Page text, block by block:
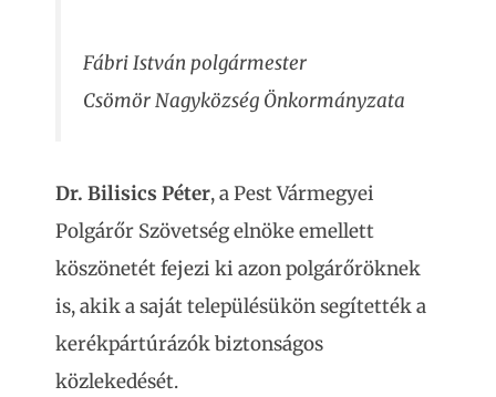
Fábri István polgármester
Csömör Nagyközség Önkormányzata
Dr. Bilisics Péter, a Pest Vármegyei
Polgárőr Szövetség elnöke emellett
köszönetét fejezi ki azon polgárőröknek
is, akik a saját településükön segítették a
kerékpártúrázók biztonságos
közlekedését.